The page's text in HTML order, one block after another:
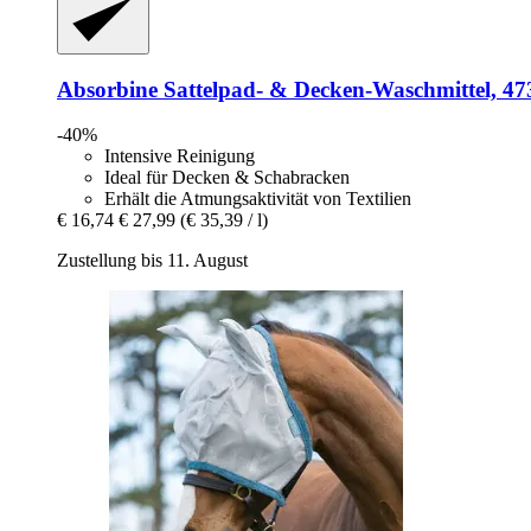
Absorbine Sattelpad-​ & Decken-​Waschmittel,
-40%
Intensive Reinigung
Ideal für Decken & Schabracken
Erhält die Atmungsaktivität von Textilien
€ 16,74 € 27,99 (€ 35,39 / l)
Zustellung bis 11. August